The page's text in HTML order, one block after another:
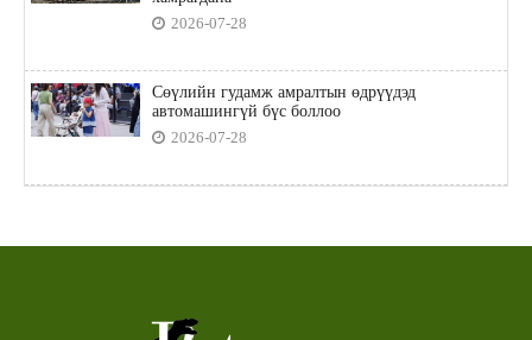
2026-07-28
Сөүлийн гудамж амралтын өдрүүдэд
автомашингүй бүс боллоо
2026-07-28